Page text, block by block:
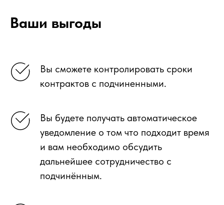
Ваши выгоды
Вы сможете контролировать сроки
контрактов с подчиненными.
Вы будете получать автоматическое
уведомление о том что подходит время
и вам необходимо обсудить
дальнейшее сотрудничество с
подчинённым.